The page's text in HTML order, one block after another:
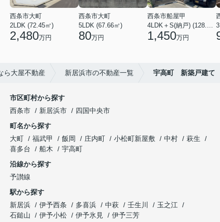
西条市大町
2LDK (72.45㎡)
2,480万円
西条市大町
5LDK (67.66㎡)
80万円
西条市船屋甲
4LDK＋S(納戸) (128.15㎡)
1,450万円
ら大屋不動産 新居浜市の不動産一覧 宇高町 新築戸建て
市区町村から探す
西条市
新居浜市
四国中央市
町名から探す
大町
福武甲 飯岡 庄内町 小松町新屋敷 中村
萩生
喜多台
船木
宇高町
沿線から探す
予讃線
駅から探す
新居浜
伊予西条 多喜浜 中萩 壬生川
玉之江
石鎚山
伊予小松 伊予氷見 伊予三芳